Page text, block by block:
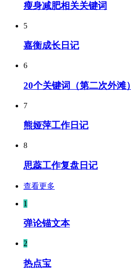
瘦身减肥相关关键词
5
嘉衡成长日记
6
20个关键词（第二次外滩）
7
熊娅萍工作日记
8
思蕊工作复盘日记
查看更多
1
弹论锚文本
2
热点宝